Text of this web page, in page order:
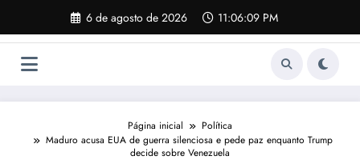
o
6 de agosto de 2026 11:06:09 PM
Página inicial
Política
Maduro acusa EUA de guerra silenciosa e pede paz enquanto Trump
decide sobre Venezuela